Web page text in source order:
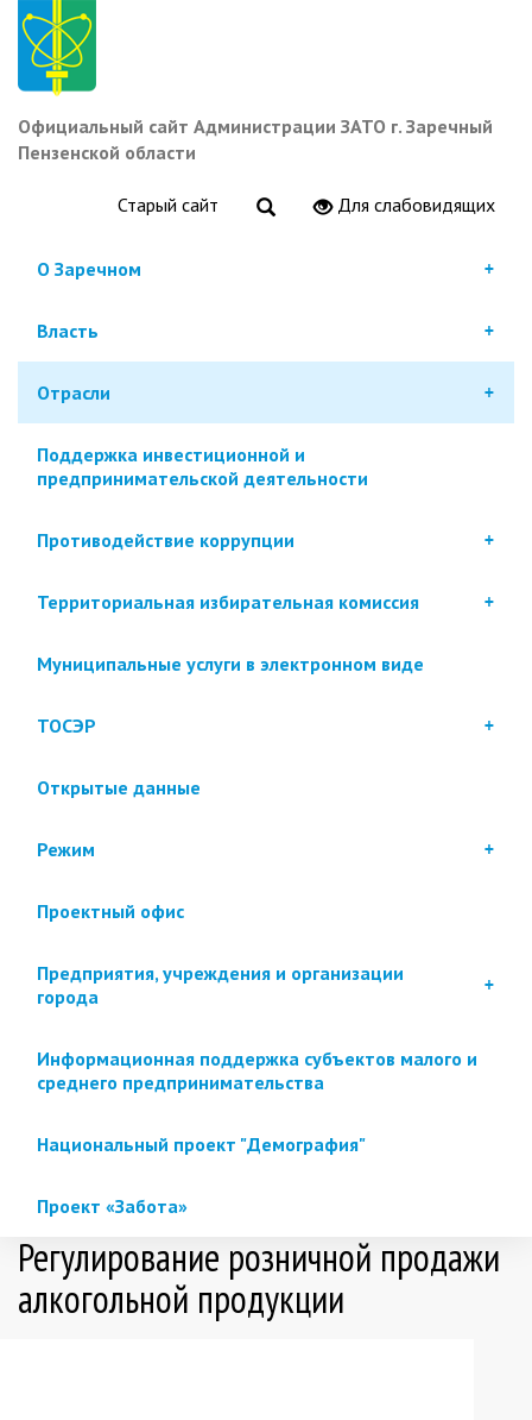
Перейти
основному
содержанию
Официальный сайт Администрации ЗАТО г. Заречный
Пензенской области
Старый сайт Для слабовидящих
О Заречном
Власть
Отрасли
Поддержка инвестиционной и
предпринимательской деятельности
Противодействие коррупции
Территориальная избирательная комиссия
Муниципальные услуги в электронном виде
ТОСЭР
Открытые данные
Режим
Проектный офис
Предприятия, учреждения и организации
города
Информационная поддержка субъектов малого и
среднего предпринимательства
Национальный проект "Демография"
Проект «Забота»
Регулирование розничной продажи
алкогольной продукции